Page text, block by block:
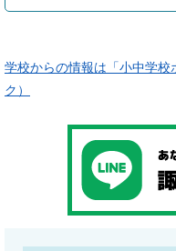
学校からの情報は「小中学
ク）